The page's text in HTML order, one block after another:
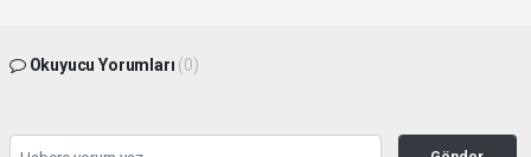
Okuyucu Yorumları (0)